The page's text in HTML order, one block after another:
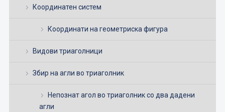
Координатен систем
Координати на геометриска фигура
Видови триаголници
Збир на агли во триаголник
Непознат агол во триаголник со два дадени
агли